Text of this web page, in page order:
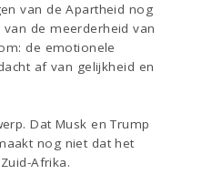
van de Apartheid nog
de meerderheid van
de emotionele
af van gelijkheid en
Dat Musk en Trump
nog niet dat het
Afrika.